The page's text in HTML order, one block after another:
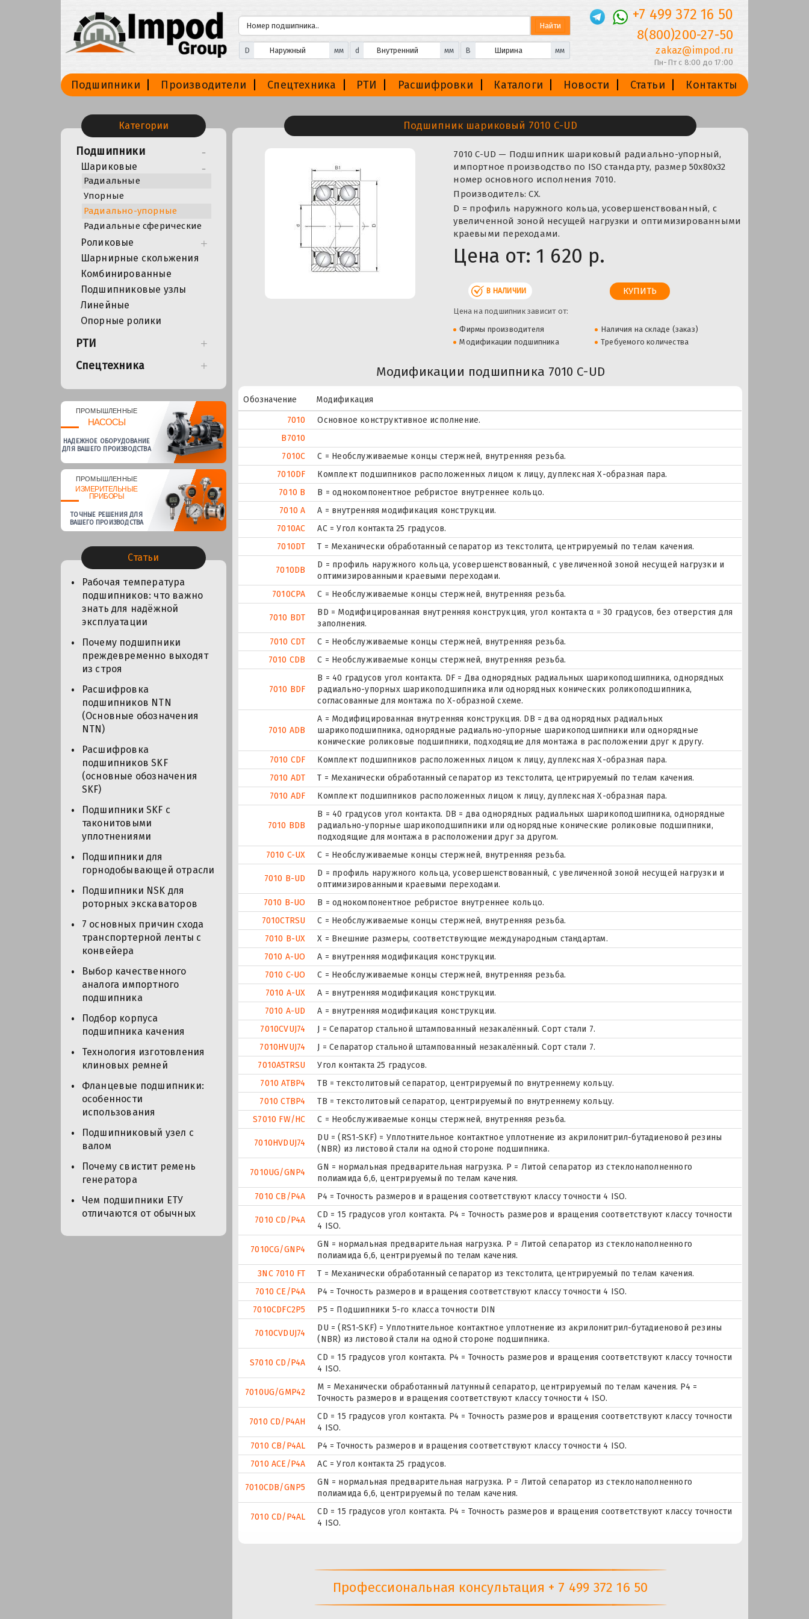
D мм d мм B мм
+7 499 372 16 50
8(800)200-27-50
zakaz@impod.ru
Пн-Пт с 8:00 до 17:00
Подшипники Производители Спецтехника РТИ Расшифровки Каталоги Новости Статьи Контакты
Категории
Подшипники
Шариковые
Радиальные
Упорные
Радиально-упорные
Радиальные сферические
Роликовые
Шарнирные скольжения
Комбинированные
Подшипниковые узлы
Линейные
Опорные ролики
РТИ
Спецтехника
ПРОМЫШЛЕННЫЕ
НАСОСЫ
НАДЕЖНОЕ ОБОРУДОВАНИЕ
ДЛЯ ВАШЕГО ПРОИЗВОДСТВА
ПРОМЫШЛЕННЫЕ
ИЗМЕРИТЕЛЬНЫЕ
ПРИБОРЫ
ТОЧНЫЕ РЕШЕНИЯ ДЛЯ
ВАШЕГО ПРОИЗВОДСТВА
Статьи
Рабочая температура
подшипников: что важно
знать для надёжной
эксплуатации
Почему подшипники
преждевременно выходят
из строя
Расшифровка
подшипников NTN
(Основные обозначения
NTN)
Расшифровка
подшипников SKF
(основные обозначения
SKF)
Подшипники SKF с
таконитовыми
уплотнениями
Подшипники для
горнодобывающей отрасли
Подшипники NSK для
роторных экскаваторов
7 основных причин схода
транспортерной ленты с
конвейера
Выбор качественного
аналога импортного
подшипника
Подбор корпуса
подшипника качения
Технология изготовления
клиновых ремней
Фланцевые подшипники:
особенности
использования
Подшипниковый узел с
валом
Почему свистит ремень
генератора
Чем подшипники ЕТУ
отличаются от обычных
Подшипник шариковый 7010 C-UD
7010 C-UD — Подшипник шариковый радиально-упорный,
импортное производство по ISO стандарту, размер 50x80x32
номер основного исполнения 7010.
Производитель: CX.
D = профиль наружного кольца, усовершенствованный, с
увеличенной зоной несущей нагрузки и оптимизированными
краевыми переходами.
Цена от: 1 620 р.
В НАЛИЧИИ
Цена на подшипник зависит от:
Фирмы производителя
Наличия на складе (заказ)
Модификации подшипника
Требуемого количества
Модификации подшипника 7010 C-UD
Обозначение
Модификация
7010
Основное конструктивное исполнение.
B7010
7010C
С = Необслуживаемые концы стержней, внутренняя резьба.
7010DF
Комплект подшипников расположенных лицом к лицу, дуплексная Х-образная пара.
7010 B
B = однокомпонентное ребристое внутреннее кольцо.
7010 A
A = внутренняя модификация конструкции.
7010AC
AC = Угол контакта 25 градусов.
7010DT
T = Механически обработанный сепаратор из текстолита, центрируемый по телам качения.
7010DB
D = профиль наружного кольца, усовершенствованный, с увеличенной зоной несущей нагрузки и
оптимизированными краевыми переходами.
7010CPA
С = Необслуживаемые концы стержней, внутренняя резьба.
7010 BDT
BD = Модифицированная внутренняя конструкция, угол контакта α = 30 градусов, без отверстия для
заполнения.
7010 CDT
С = Необслуживаемые концы стержней, внутренняя резьба.
7010 CDB
С = Необслуживаемые концы стержней, внутренняя резьба.
7010 BDF
B = 40 градусов угол контакта. DF = Два однорядных радиальных шарикоподшипника, однорядных
радиально-упорных шарикоподшипника или однорядных конических роликоподшипника,
согласованные для монтажа по Х-образной схеме.
7010 ADB
A = Модифицированная внутренняя конструкция. DB = два однорядных радиальных
шарикоподшипника, однорядные радиально-упорные шарикоподшипники или однорядные
конические роликовые подшипники, подходящие для монтажа в расположении друг к другу.
7010 CDF
Комплект подшипников расположенных лицом к лицу, дуплексная Х-образная пара.
7010 ADT
T = Механически обработанный сепаратор из текстолита, центрируемый по телам качения.
7010 ADF
Комплект подшипников расположенных лицом к лицу, дуплексная Х-образная пара.
7010 BDB
B = 40 градусов угол контакта. DB = два однорядных радиальных шарикоподшипника, однорядные
радиально-упорные шарикоподшипники или однорядные конические роликовые подшипники,
подходящие для монтажа в расположении друг за другом.
7010 C-UX
С = Необслуживаемые концы стержней, внутренняя резьба.
7010 B-UD
D = профиль наружного кольца, усовершенствованный, с увеличенной зоной несущей нагрузки и
оптимизированными краевыми переходами.
7010 B-UO
B = однокомпонентное ребристое внутреннее кольцо.
7010CTRSU
С = Необслуживаемые концы стержней, внутренняя резьба.
7010 B-UX
X = Внешние размеры, соответствующие международным стандартам.
7010 A-UO
A = внутренняя модификация конструкции.
7010 C-UO
С = Необслуживаемые концы стержней, внутренняя резьба.
7010 A-UX
A = внутренняя модификация конструкции.
7010 A-UD
A = внутренняя модификация конструкции.
7010CVUJ74
J = Сепаратор стальной штампованный незакалённый. Сорт стали 7.
7010HVUJ74
J = Сепаратор стальной штампованный незакалённый. Сорт стали 7.
7010A5TRSU
Угол контакта 25 градусов.
7010 ATBP4
ТВ = текстолитовый сепаратор, центрируемый по внутреннему кольцу.
7010 CTBP4
ТВ = текстолитовый сепаратор, центрируемый по внутреннему кольцу.
S7010 FW/HC
С = Необслуживаемые концы стержней, внутренняя резьба.
7010HVDUJ74
DU = (RS1-SKF) = Уплотнительное контактное уплотнение из акрилонитрил-бутадиеновой резины
(NBR) из листовой стали на одной стороне подшипника.
7010UG/GNP4
GN = нормальная предварительная нагрузка. P = Литой сепаратор из стеклонаполненного
полиамида 6,6, центрируемый по телам качения.
7010 CB/P4A
P4 = Точность размеров и вращения соответствуют классу точности 4 ISO.
7010 CD/P4A
CD = 15 градусов угол контакта. P4 = Точность размеров и вращения соответствуют классу точности
4 ISO.
7010CG/GNP4
GN = нормальная предварительная нагрузка. P = Литой сепаратор из стеклонаполненного
полиамида 6,6, центрируемый по телам качения.
3NC 7010 FT
T = Механически обработанный сепаратор из текстолита, центрируемый по телам качения.
7010 CE/P4A
P4 = Точность размеров и вращения соответствуют классу точности 4 ISO.
7010CDFC2P5
P5 = Подшипники 5-го класса точности DIN
7010CVDUJ74
DU = (RS1-SKF) = Уплотнительное контактное уплотнение из акрилонитрил-бутадиеновой резины
(NBR) из листовой стали на одной стороне подшипника.
S7010 CD/P4A
CD = 15 градусов угол контакта. P4 = Точность размеров и вращения соответствуют классу точности
4 ISO.
7010UG/GMP42
М = Механически обработанный латунный сепаратор, центрируемый по телам качения. P4 =
Точность размеров и вращения соответствуют классу точности 4 ISO.
7010 CD/P4AH
CD = 15 градусов угол контакта. P4 = Точность размеров и вращения соответствуют классу точности
4 ISO.
7010 CB/P4AL
P4 = Точность размеров и вращения соответствуют классу точности 4 ISO.
7010 ACE/P4A
AC = Угол контакта 25 градусов.
7010CDB/GNP5
GN = нормальная предварительная нагрузка. P = Литой сепаратор из стеклонаполненного
полиамида 6,6, центрируемый по телам качения.
7010 CD/P4AL
CD = 15 градусов угол контакта. P4 = Точность размеров и вращения соответствуют классу точности
4 ISO.
Профессиональная консультация + 7 499 372 16 50